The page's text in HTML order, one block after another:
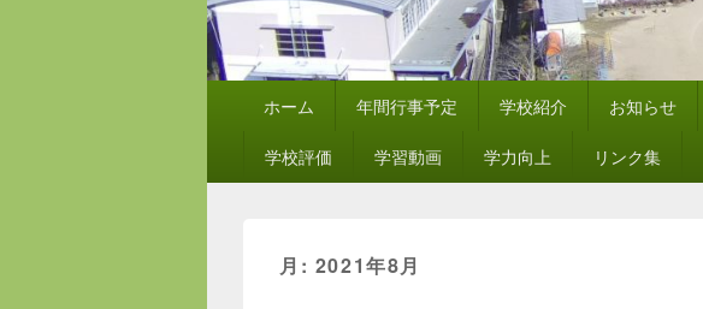
ホーム 年間行事予定 学校紹介 お知らせ
学校評価 学習動画 学力向上 リンク集
月: 2021年8月